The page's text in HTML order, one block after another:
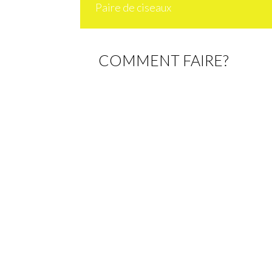
Paire de ciseaux
COMMENT FAIRE?